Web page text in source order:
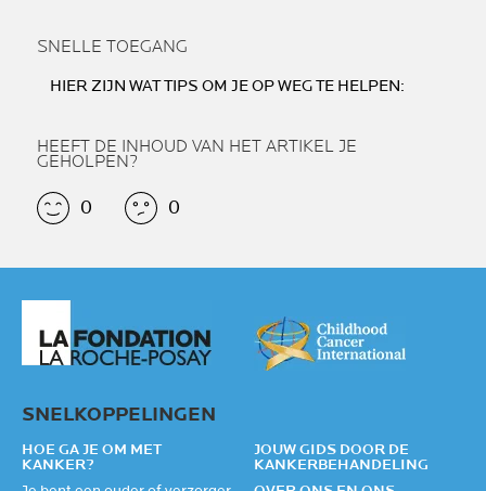
SNELLE TOEGANG
HIER ZIJN WAT TIPS OM JE OP WEG TE HELPEN:
HEEFT DE INHOUD VAN HET ARTIKEL JE
GEHOLPEN?
0 0
SNELKOPPELINGEN
HOE GA JE OM MET
KANKER?
JOUW GIDS DOOR DE
KANKERBEHANDELING